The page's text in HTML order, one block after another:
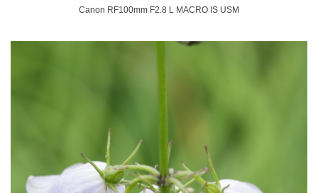
Canon RF100mm F2.8 L MACRO IS USM